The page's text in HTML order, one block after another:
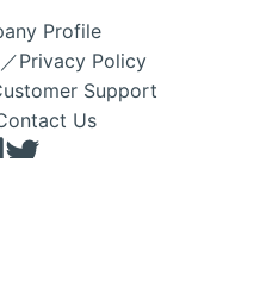
Profile
Privacy Policy
Support
Us